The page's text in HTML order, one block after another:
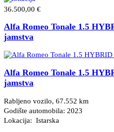
36.500,00 €
Alfa Romeo Tonale 1.5
jamstva
Alfa Romeo Tonale 1.5
jamstva
Rabljeno vozilo, 67.552 km
Godište automobila: 2023
Lokacija: Istarska